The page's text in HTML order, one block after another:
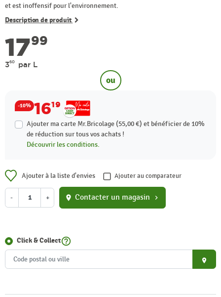
et est inoffensif pour l'environnement.
Description de produit
1799
360 par L
ou
-10% 1619
Ajouter ma carte Mr.Bricolage (55,00 €) et bénéficier de 10%
de réduction sur tous vos achats !
Découvrir les conditions.
Ajouter à la liste d'envies Ajouter au comparateur
- + location_on Contacter un magasin chevron_right
Click & Collecthelp_outline
place